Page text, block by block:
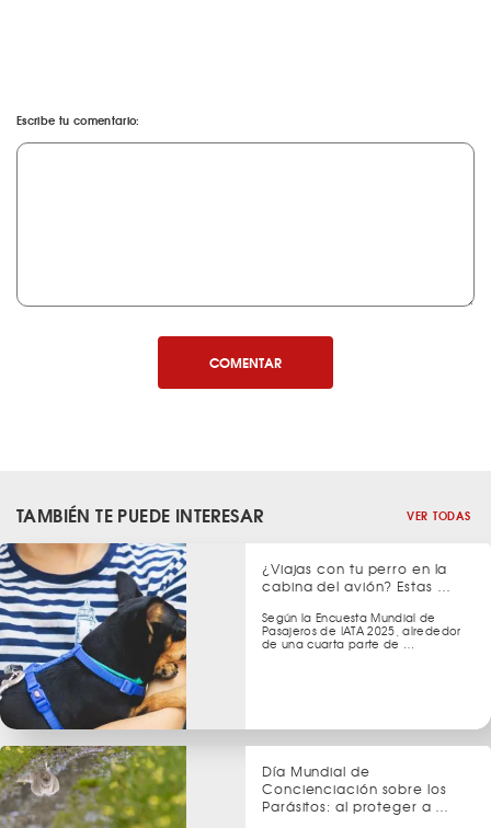
Escribe tu comentario:
COMENTAR
TAMBIÉN TE PUEDE INTERESAR VER TODAS
¿Viajas con tu perro en la
cabina del avión? Estas …
Según la Encuesta Mundial de
Pasajeros de IATA 2025, alrededor
de una cuarta parte de …
Día Mundial de
Concienciación sobre los
Parásitos: al proteger a …